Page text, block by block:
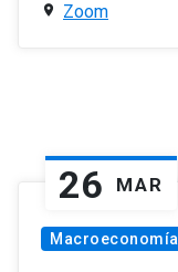
Zoom
26 MAR
Macroeconomía